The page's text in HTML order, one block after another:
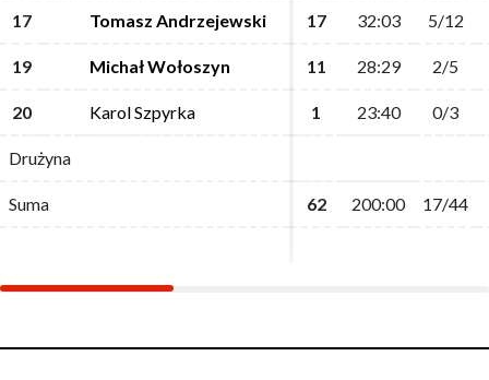
17 Tomasz Andrzejewski 17 32:03 5/12
19 Michał Wołoszyn 11 28:29 2/5
20 Karol Szpyrka 1 23:40 0/3
Drużyna
Suma 62 200:00 17/44
17 Tomasz Andrzejewski 17 32:03 5/12
19 Michał Wołoszyn 11 28:29 2/5
20 Karol Szpyrka 1 23:40 0/3
Drużyna
Suma 62 200:00 17/44